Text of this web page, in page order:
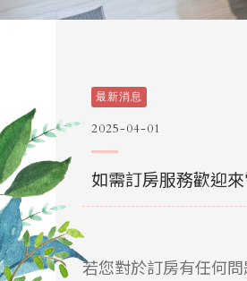
最新消息
2025-04-01
如需訂房服務歡迎
若您對於訂房有任何